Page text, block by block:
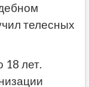
телесных
лет.